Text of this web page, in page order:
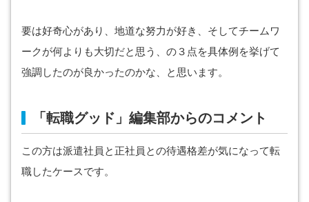
要は好奇心があり、地道な努力が好き、そしてチームワ
ークが何よりも大切だと思う、の３点を具体例を挙げて
強調したのが良かったのかな、と思います。
「転職グッド」編集部からのコメント
この方は派遣社員と正社員との待遇格差が気になって転
職したケースです。